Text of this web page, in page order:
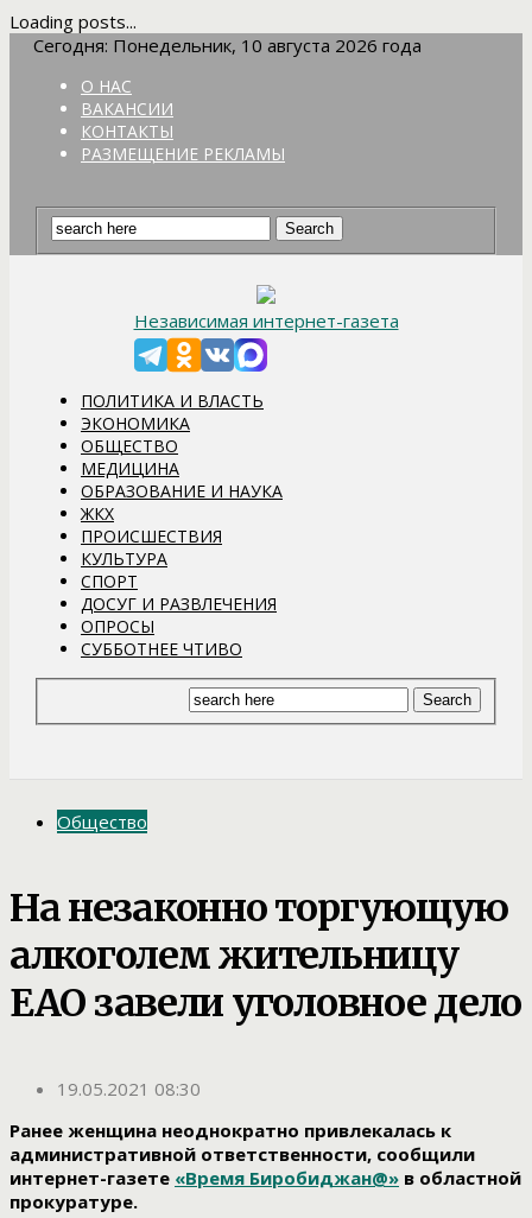
Loading posts...
Сегодня: Понедельник, 10 августа 2026 года
О НАС
ВАКАНСИИ
КОНТАКТЫ
РАЗМЕЩЕНИЕ РЕКЛАМЫ
Независимая интернет-газета
ПОЛИТИКА И ВЛАСТЬ
ЭКОНОМИКА
ОБЩЕСТВО
МЕДИЦИНА
ОБРАЗОВАНИЕ И НАУКА
ЖКХ
ПРОИСШЕСТВИЯ
КУЛЬТУРА
СПОРТ
ДОСУГ И РАЗВЛЕЧЕНИЯ
ОПРОСЫ
СУББОТНЕЕ ЧТИВО
Общество
На незаконно торгующую
алкоголем жительницу
ЕАО завели уголовное дело
19.05.2021 08:30
Ранее женщина неоднократно привлекалась к
административной ответственности, сообщили
интернет-газете «Время Биробиджан@» в областной
прокуратуре.